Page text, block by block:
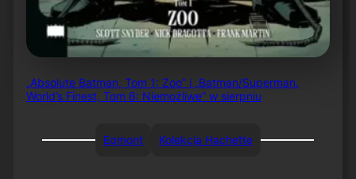
„Absolute Batman, Tom 1: Zoo” i „Batman/Superman.
World’s Finest, Tom 6: Niemożliwe” w sierpniu
Egmont Kolekcja Hachette